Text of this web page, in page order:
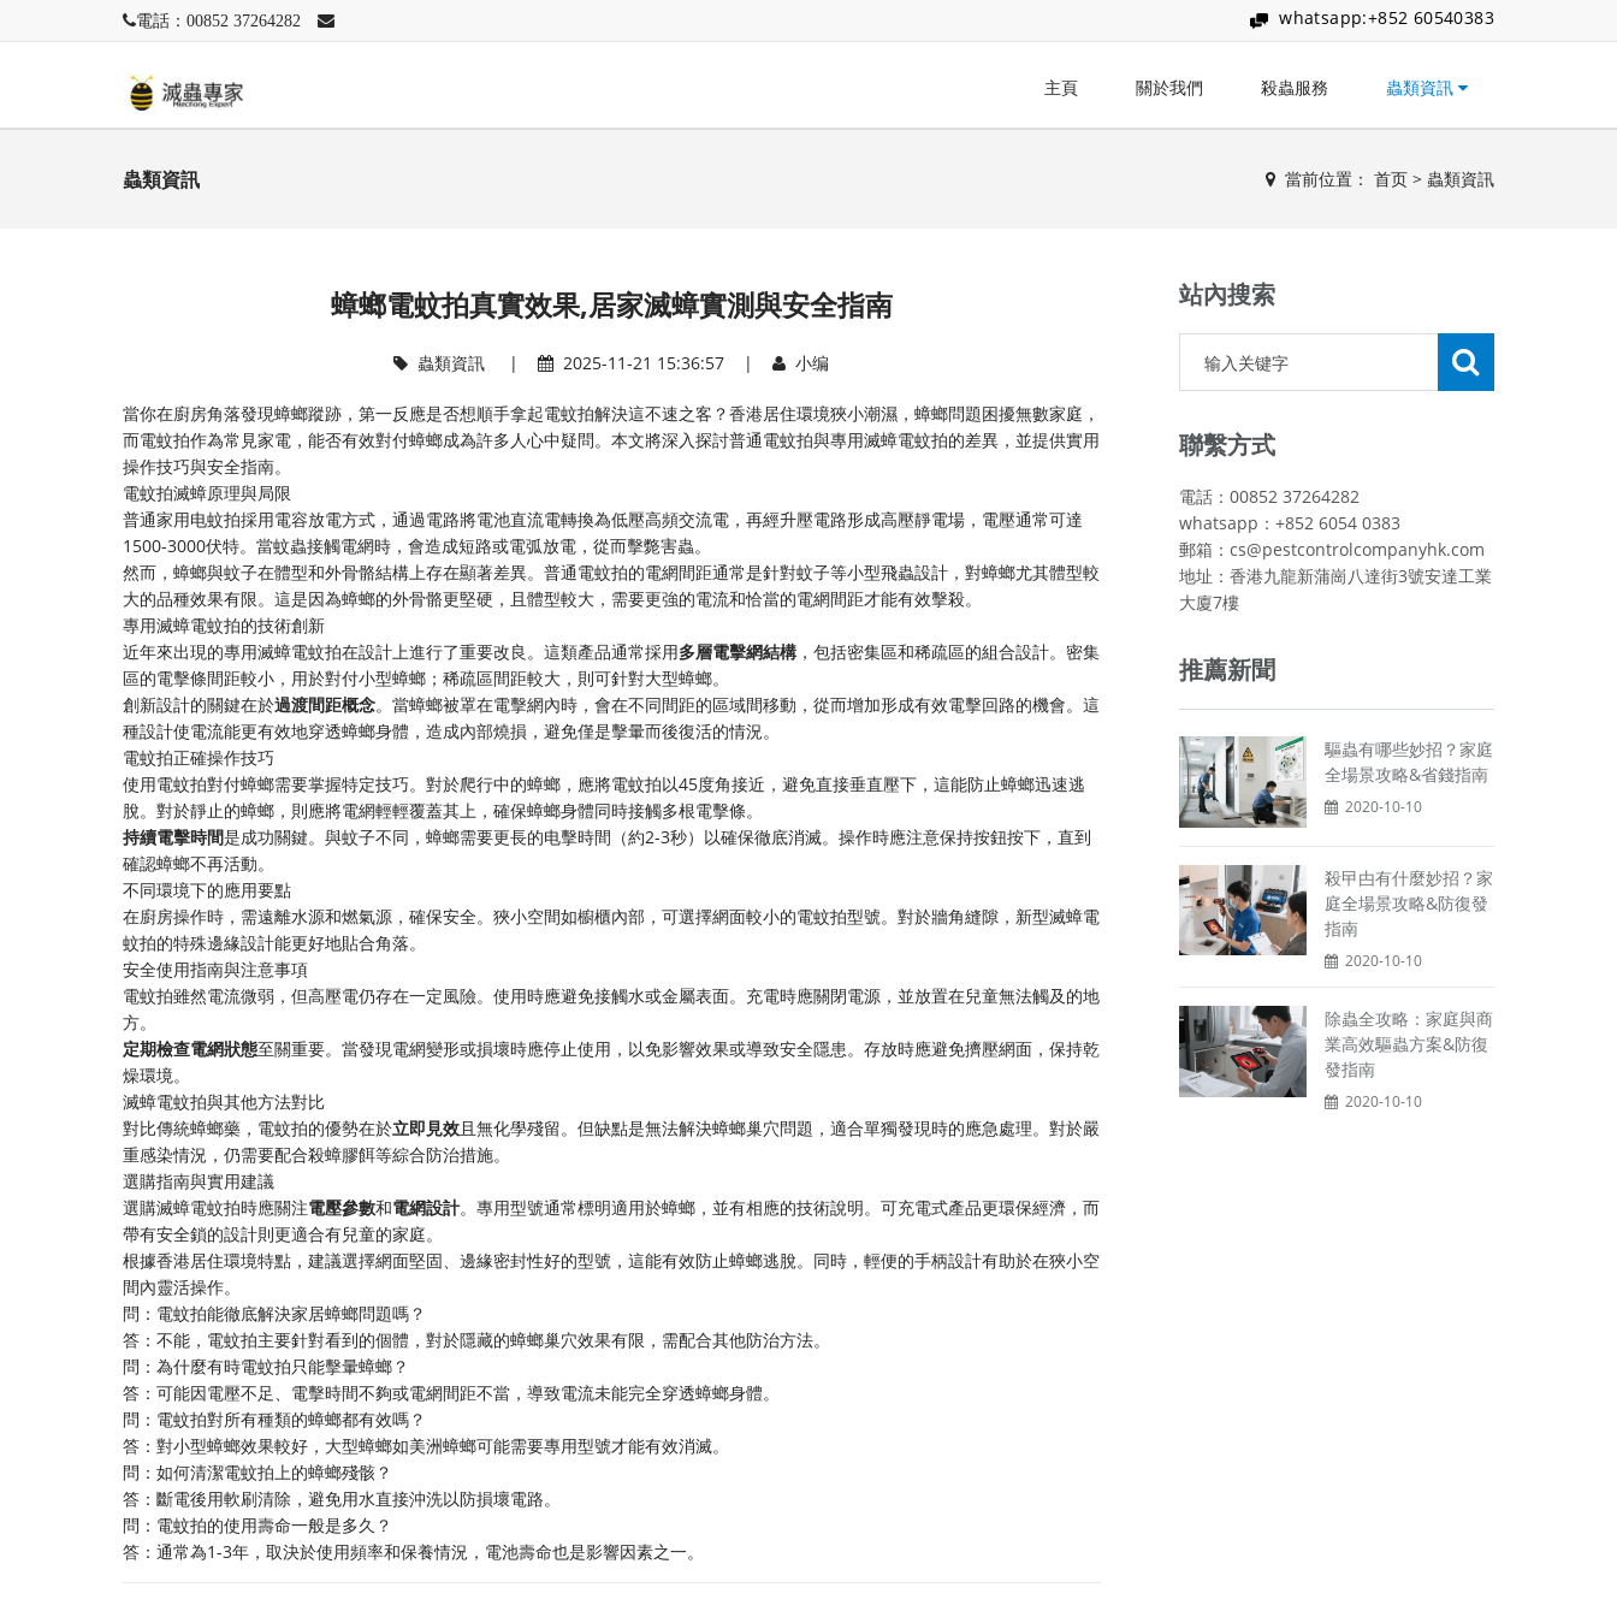
電話：00852 37264282 whatsapp:+852 60540383
主頁 關於我們 殺蟲服務 蟲類資訊
蟲類資訊 當前位置： 首页 > 蟲類資訊
蟑螂電蚊拍真實效果,居家滅蟑實測與安全指南
蟲類資訊 | 2025-11-21 15:36:57 | 小编
當你在廚房角落發現蟑螂蹤跡，第一反應是否想順手拿起電蚊拍解決這不速之客？香港居住環境狹小潮濕，蟑螂問題困擾無數家庭，
而電蚊拍作為常見家電，能否有效對付蟑螂成為許多人心中疑問。本文將深入探討普通電蚊拍與專用滅蟑電蚊拍的差異，並提供實用
操作技巧與安全指南。
電蚊拍滅蟑原理與局限
普通家用电蚊拍採用電容放電方式，通過電路將電池直流電轉換為低壓高頻交流電，再經升壓電路形成高壓靜電場，電壓通常可達
1500-3000伏特。當蚊蟲接觸電網時，會造成短路或電弧放電，從而擊斃害蟲。
然而，蟑螂與蚊子在體型和外骨骼結構上存在顯著差異。普通電蚊拍的電網間距通常是針對蚊子等小型飛蟲設計，對蟑螂尤其體型較
大的品種效果有限。這是因為蟑螂的外骨骼更堅硬，且體型較大，需要更強的電流和恰當的電網間距才能有效擊殺。
專用滅蟑電蚊拍的技術創新
近年來出現的專用滅蟑電蚊拍在設計上進行了重要改良。這類產品通常採用多層電擊網結構，包括密集區和稀疏區的組合設計。密集
區的電擊條間距較小，用於對付小型蟑螂；稀疏區間距較大，則可針對大型蟑螂。
創新設計的關鍵在於過渡間距概念。當蟑螂被罩在電擊網內時，會在不同間距的區域間移動，從而增加形成有效電擊回路的機會。這
種設計使電流能更有效地穿透蟑螂身體，造成內部燒損，避免僅是擊暈而後復活的情況。
電蚊拍正確操作技巧
使用電蚊拍對付蟑螂需要掌握特定技巧。對於爬行中的蟑螂，應將電蚊拍以45度角接近，避免直接垂直壓下，這能防止蟑螂迅速逃
脫。對於靜止的蟑螂，則應將電網輕輕覆蓋其上，確保蟑螂身體同時接觸多根電擊條。
持續電擊時間是成功關鍵。與蚊子不同，蟑螂需要更長的电擊時間（約2-3秒）以確保徹底消滅。操作時應注意保持按鈕按下，直到
確認蟑螂不再活動。
不同環境下的應用要點
在廚房操作時，需遠離水源和燃氣源，確保安全。狹小空間如櫥櫃內部，可選擇網面較小的電蚊拍型號。對於牆角縫隙，新型滅蟑電
蚊拍的特殊邊緣設計能更好地貼合角落。
安全使用指南與注意事項
電蚊拍雖然電流微弱，但高壓電仍存在一定風險。使用時應避免接觸水或金屬表面。充電時應關閉電源，並放置在兒童無法觸及的地
方。
定期檢查電網狀態至關重要。當發現電網變形或損壞時應停止使用，以免影響效果或導致安全隱患。存放時應避免擠壓網面，保持乾
燥環境。
滅蟑電蚊拍與其他方法對比
對比傳統蟑螂藥，電蚊拍的優勢在於立即見效且無化學殘留。但缺點是無法解決蟑螂巢穴問題，適合單獨發現時的應急處理。對於嚴
重感染情況，仍需要配合殺蟑膠餌等綜合防治措施。
選購指南與實用建議
選購滅蟑電蚊拍時應關注電壓參數和電網設計。專用型號通常標明適用於蟑螂，並有相應的技術說明。可充電式產品更環保經濟，而
帶有安全鎖的設計則更適合有兒童的家庭。
根據香港居住環境特點，建議選擇網面堅固、邊緣密封性好的型號，這能有效防止蟑螂逃脫。同時，輕便的手柄設計有助於在狹小空
間內靈活操作。
問：電蚊拍能徹底解決家居蟑螂問題嗎？
答：不能，電蚊拍主要針對看到的個體，對於隱藏的蟑螂巢穴效果有限，需配合其他防治方法。
問：為什麼有時電蚊拍只能擊暈蟑螂？
答：可能因電壓不足、電擊時間不夠或電網間距不當，導致電流未能完全穿透蟑螂身體。
問：電蚊拍對所有種類的蟑螂都有效嗎？
答：對小型蟑螂效果較好，大型蟑螂如美洲蟑螂可能需要專用型號才能有效消滅。
問：如何清潔電蚊拍上的蟑螂殘骸？
答：斷電後用軟刷清除，避免用水直接沖洗以防損壞電路。
問：電蚊拍的使用壽命一般是多久？
答：通常為1-3年，取決於使用頻率和保養情況，電池壽命也是影響因素之一。
站內搜索
聯繫方式
電話：00852 37264282
whatsapp：+852 6054 0383
郵箱：cs@pestcontrolcompanyhk.com
地址：香港九龍新蒲崗八達街3號安達工業
大廈7樓
推薦新聞
驅蟲有哪些妙招？家庭
全場景攻略&省錢指南
2020-10-10
殺曱甴有什麼妙招？家
庭全場景攻略&防復發
指南
2020-10-10
除蟲全攻略：家庭與商
業高效驅蟲方案&防復
發指南
2020-10-10